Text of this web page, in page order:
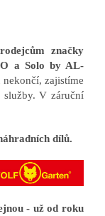
značky
a Solo by AL-
nekončí, zajistíme
služby. V záruční
dílů.
- už od roku